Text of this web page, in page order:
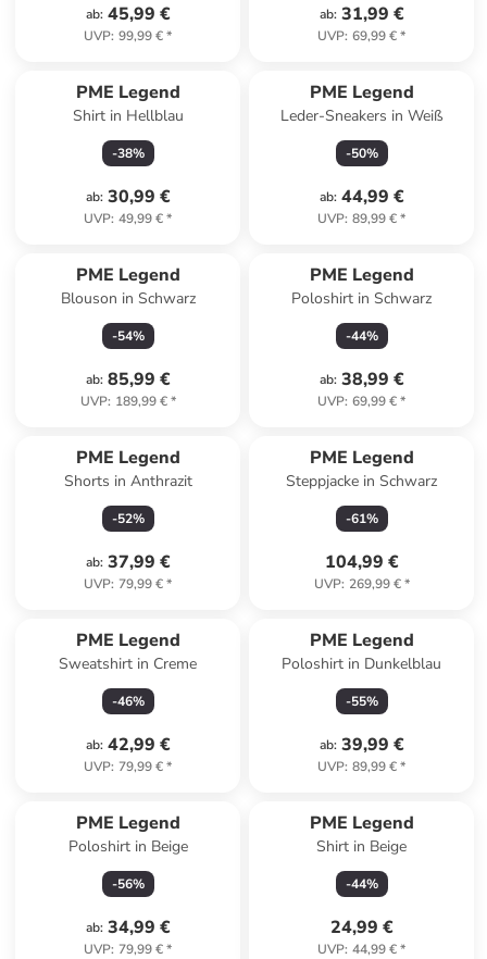
ab: 45,99 €
UVP: 99,99 €*
ab: 31,99 €
UVP: 69,99 €*
PME Legend
Shirt in Hellblau
-38%
ab: 30,99 €
UVP: 49,99 €*
PME Legend
Leder-Sneakers in Weiß
-50%
ab: 44,99 €
UVP: 89,99 €*
PME Legend
Blouson in Schwarz
-54%
ab: 85,99 €
UVP: 189,99 €*
PME Legend
Poloshirt in Schwarz
-44%
ab: 38,99 €
UVP: 69,99 €*
PME Legend
Shorts in Anthrazit
-52%
ab: 37,99 €
UVP: 79,99 €*
PME Legend
Steppjacke in Schwarz
-61%
104,99 €
UVP: 269,99 €*
PME Legend
Sweatshirt in Creme
-46%
ab: 42,99 €
UVP: 79,99 €*
PME Legend
Poloshirt in Dunkelblau
-55%
ab: 39,99 €
UVP: 89,99 €*
PME Legend
Poloshirt in Beige
-56%
ab: 34,99 €
UVP: 79,99 €*
PME Legend
Shirt in Beige
-44%
24,99 €
UVP: 44,99 €*